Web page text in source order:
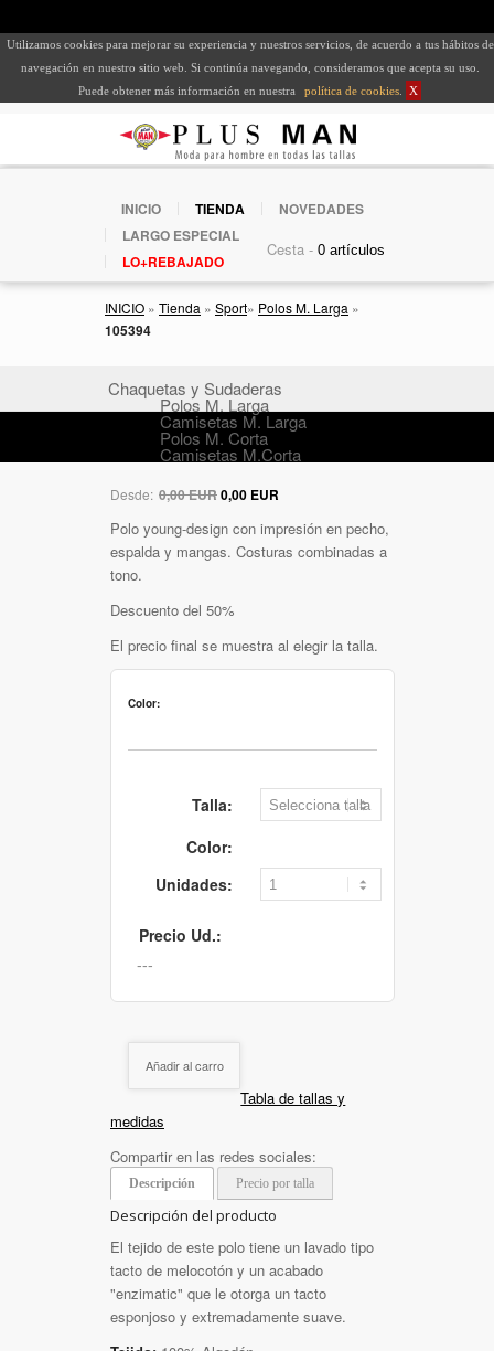
Utilizamos cookies para mejorar su experiencia y nuestros servicios, de acuerdo a tus hábitos de
navegación en nuestro sitio web. Si continúa navegando, consideramos que acepta su uso.
Puede obtener más información en nuestra
política de cookies X
INICIO TIENDA
NOVEDADES
LARGO ESPECIAL
LO+REBAJADO
Cesta -
INICIO » Tienda » Sport» Polos M. Larga »
105394
Chaquetas y Sudaderas
Polos M. Larga
Camisetas M. Larga
Polos M. Corta
Camisetas M.Corta
Desde: 0,00 EUR0,00 EUR
Polo young-design con impresión en pecho,
espalda y mangas. Costuras combinadas a
tono.
Descuento del 50%
El precio final se muestra al elegir la talla.
Color:
Talla:
Color:
Unidades:
Precio Ud.:
Añadir al carro
Tabla de tallas y
medidas
Compartir en las redes sociales:
Descripción Precio por talla
Descripción del producto
El tejido de este polo tiene un lavado tipo
tacto de melocotón y un acabado
"enzimatic" que le otorga un tacto
esponjoso y extremadamente suave.